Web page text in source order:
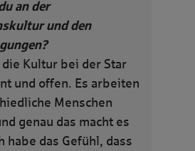
an der
und den
Kultur bei der Star
und offen. Es arbeiten
Menschen
genau das macht es
habe das Gefühl, dass